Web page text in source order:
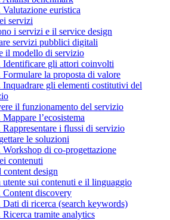
Valutazione euristica
servizi
i servizi e il service design
servizi pubblici digitali
il modello di servizio
Identificare gli attori coinvolti
Formulare la proposta di valore
Inquadrare gli elementi costitutivi del
il funzionamento del servizio
Mappare l’ecosistema
Rappresentare i flussi di servizio
le soluzioni
Workshop di co-progettazione
contenuti
content design
utente sui contenuti e il linguaggio
Content discovery
Dati di ricerca (search keywords)
Ricerca tramite analytics